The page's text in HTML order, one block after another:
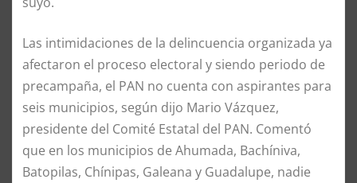
Las intimidaciones de la delincuencia organizada ya
afectaron el proceso electoral y siendo periodo de
precampaña, el PAN no cuenta con aspirantes para
seis municipios, según dijo Mario Vázquez,
presidente del Comité Estatal del PAN. Comentó
que en los municipios de Ahumada, Bachíniva,
Batopilas, Chínipas, Galeana y Guadalupe, nadie